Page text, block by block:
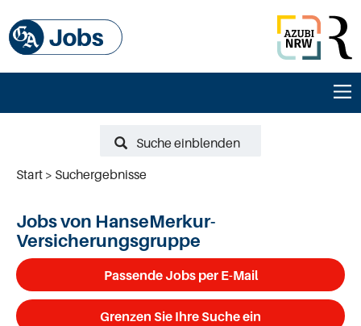
Suche einblenden
Start
Suchergebnisse
Jobs von HanseMerkur-
Versicherungsgruppe
Passende Jobs per E-Mail
Grenzen Sie Ihre Suche ein